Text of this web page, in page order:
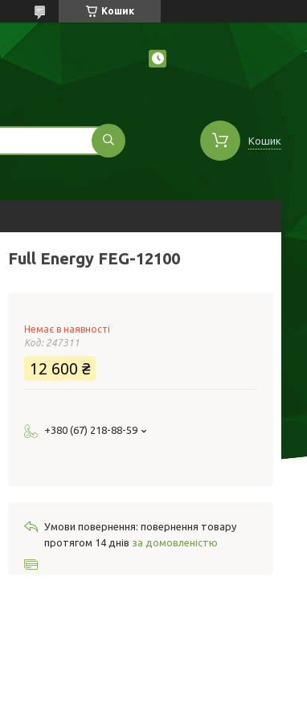
Кошик
Кошик
Full Energy FEG-12100
Немає в наявності
Код: 247311
12 600 ₴
+380 (67) 218-88-59
повернення товару
протягом 14 днів за домовленістю